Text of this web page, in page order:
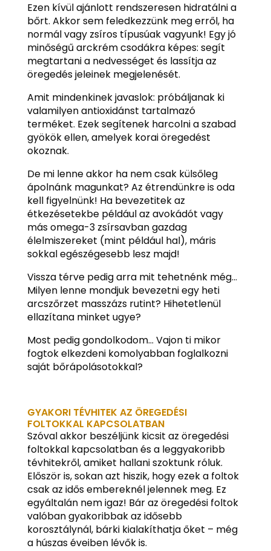
Ezen kívül ajánlott rendszeresen hidratálni a
bőrt. Akkor sem feledkezzünk meg erről, ha
normál vagy zsíros típusúak vagyunk! Egy jó
minőségű arckrém csodákra képes: segít
megtartani a nedvességet és lassítja az
öregedés jeleinek megjelenését.
Amit mindenkinek javaslok: próbáljanak ki
valamilyen antioxidánst tartalmazó
terméket. Ezek segítenek harcolni a szabad
gyökök ellen, amelyek korai öregedést
okoznak.
De mi lenne akkor ha nem csak külsőleg
ápolnánk magunkat? Az étrendünkre is oda
kell figyelnünk! Ha bevezetitek az
étkezésetekbe például az avokádót vagy
más omega-3 zsírsavban gazdag
élelmiszereket (mint például hal), máris
sokkal egészégesebb lesz majd!
Vissza térve pedig arra mit tehetnénk még…
Milyen lenne mondjuk bevezetni egy heti
arcszőrzet masszázs rutint? Hihetetlenül
ellazítana minket ugye?
Most pedig gondolkodom… Vajon ti mikor
fogtok elkezdeni komolyabban foglalkozni
saját bőrápolásotokkal?
GYAKORI TÉVHITEK AZ ÖREGEDÉSI
FOLTOKKAL KAPCSOLATBAN
Szóval akkor beszéljünk kicsit az öregedési
foltokkal kapcsolatban és a leggyakoribb
tévhitekről, amiket hallani szoktunk róluk.
Először is, sokan azt hiszik, hogy ezek a foltok
csak az idős embereknél jelennek meg. Ez
egyáltalán nem igaz! Bár az öregedési foltok
valóban gyakoribbak az idősebb
korosztálynál, bárki kialakíthatja őket – még
a húszas éveiben lévők is.